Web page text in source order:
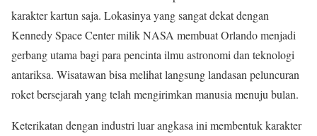
karakter kartun saja. Lokasinya yang sangat dekat dengan
Kennedy Space Center milik NASA membuat Orlando menjadi
gerbang utama bagi para pencinta ilmu astronomi dan teknologi
antariksa. Wisatawan bisa melihat langsung landasan peluncuran
roket bersejarah yang telah mengirimkan manusia menuju bulan.
Keterikatan dengan industri luar angkasa ini membentuk karakter